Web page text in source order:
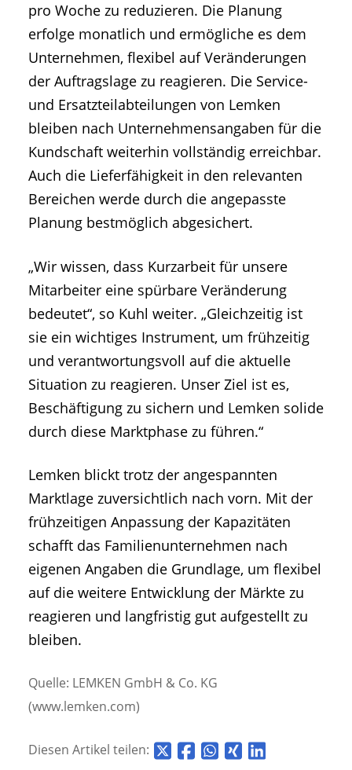
pro Woche zu reduzieren. Die Planung
erfolge monatlich und ermögliche es dem
Unternehmen, flexibel auf Veränderungen
der Auftragslage zu reagieren. Die Service-
und Ersatzteilabteilungen von Lemken
bleiben nach Unternehmensangaben für die
Kundschaft weiterhin vollständig erreichbar.
Auch die Lieferfähigkeit in den relevanten
Bereichen werde durch die angepasste
Planung bestmöglich abgesichert.
„Wir wissen, dass Kurzarbeit für unsere
Mitarbeiter eine spürbare Veränderung
bedeutet“, so Kuhl weiter. „Gleichzeitig ist
sie ein wichtiges Instrument, um frühzeitig
und verantwortungsvoll auf die aktuelle
Situation zu reagieren. Unser Ziel ist es,
Beschäftigung zu sichern und Lemken solide
durch diese Marktphase zu führen.“
Lemken blickt trotz der angespannten
Marktlage zuversichtlich nach vorn. Mit der
frühzeitigen Anpassung der Kapazitäten
schafft das Familienunternehmen nach
eigenen Angaben die Grundlage, um flexibel
auf die weitere Entwicklung der Märkte zu
reagieren und langfristig gut aufgestellt zu
bleiben.
Quelle: LEMKEN GmbH & Co. KG
(www.lemken.com)
Diesen Artikel teilen: